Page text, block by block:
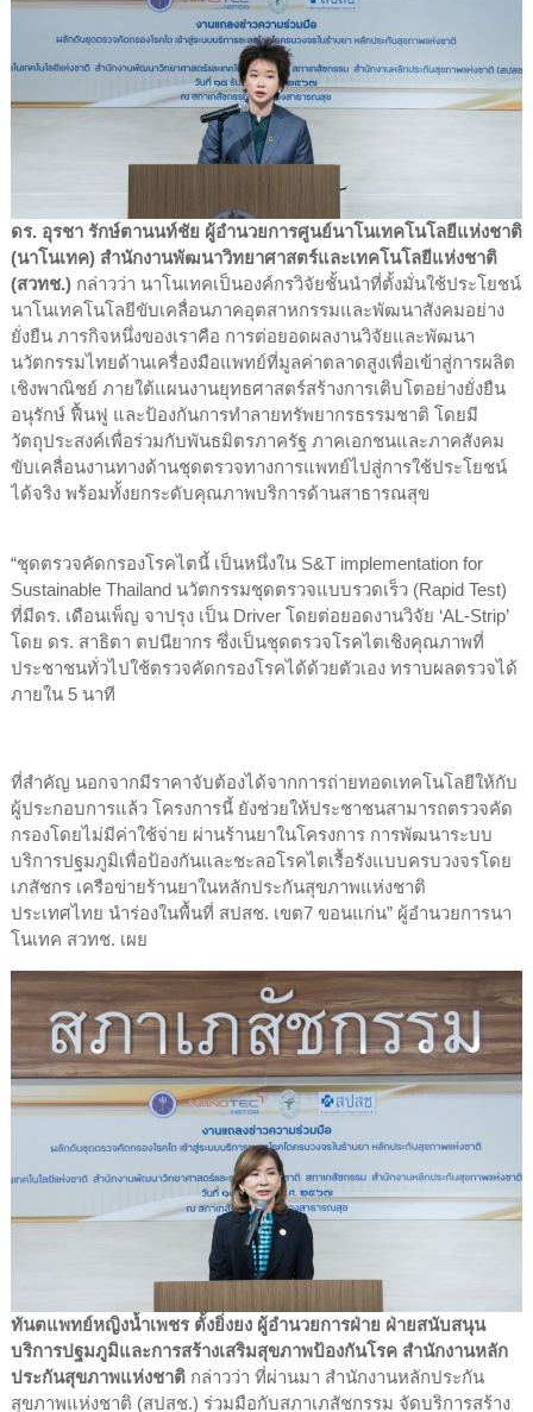
ดร. อุรชา รักษ์ตานนท์ชัย ผู้อำนวยการศูนย์นาโนเทคโนโลยีแห่งชาติ
(นาโนเทค) สำนักงานพัฒนาวิทยาศาสตร์และเทคโนโลยีแห่งชาติ
(สวทช.) กล่าวว่า นาโนเทคเป็นองค์กรวิจัยชั้นนำที่ตั้งมั่นใช้ประโยชน์
นาโนเทคโนโลยีขับเคลื่อนภาคอุตสาหกรรมและพัฒนาสังคมอย่าง
ยั่งยืน ภารกิจหนึ่งของเราคือ การต่อยอดผลงานวิจัยและพัฒนา
นวัตกรรมไทยด้านเครื่องมือแพทย์ที่มูลค่าตลาดสูงเพื่อเข้าสู่การผลิต
เชิงพาณิชย์ ภายใต้แผนงานยุทธศาสตร์สร้างการเติบโตอย่างยั่งยืน
อนุรักษ์ ฟื้นฟู และป้องกันการทำลายทรัพยากรธรรมชาติ โดยมี
วัตถุประสงค์เพื่อร่วมกับพันธมิตรภาครัฐ ภาคเอกชนและภาคสังคม
ขับเคลื่อนงานทางด้านชุดตรวจทางการแพทย์ไปสู่การใช้ประโยชน์
ได้จริง พร้อมทั้งยกระดับคุณภาพบริการด้านสาธารณสุข
“ชุดตรวจคัดกรองโรคไตนี้ เป็นหนึ่งใน S&T implementation for
Sustainable Thailand นวัตกรรมชุดตรวจแบบรวดเร็ว (Rapid Test)
ที่มีดร. เดือนเพ็ญ จาปรุง เป็น Driver โดยต่อยอดงานวิจัย ‘AL-Strip’
โดย ดร. สาธิตา ตปนียากร ซึ่งเป็นชุดตรวจโรคไตเชิงคุณภาพที่
ประชาชนทั่วไปใช้ตรวจคัดกรองโรคได้ด้วยตัวเอง ทราบผลตรวจได้
ภายใน 5 นาที
ที่สำคัญ นอกจากมีราคาจับต้องได้จากการถ่ายทอดเทคโนโลยีให้กับ
ผู้ประกอบการแล้ว โครงการนี้ ยังช่วยให้ประชาชนสามารถตรวจคัด
กรองโดยไม่มีค่าใช้จ่าย ผ่านร้านยาในโครงการ การพัฒนาระบบ
บริการปฐมภูมิเพื่อป้องกันและชะลอโรคไตเรื้อรังแบบครบวงจรโดย
เภสัชกร เครือข่ายร้านยาในหลักประกันสุขภาพแห่งชาติ
ประเทศไทย นำร่องในพื้นที่ สปสช. เขต7 ขอนแก่น” ผู้อำนวยการนา
โนเทค สวทช. เผย
ทันตแพทย์หญิงน้ำเพชร ตั้งยิ่งยง ผู้อำนวยการฝ่าย ฝ่ายสนับสนุน
บริการปฐมภูมิและการสร้างเสริมสุขภาพป้องกันโรค สำนักงานหลัก
ประกันสุขภาพแห่งชาติกล่าวว่า ที่ผ่านมา สำนักงานหลักประกัน
สุขภาพแห่งชาติ (สปสช.) ร่วมมือกับสภาเภสัชกรรม จัดบริการสร้าง